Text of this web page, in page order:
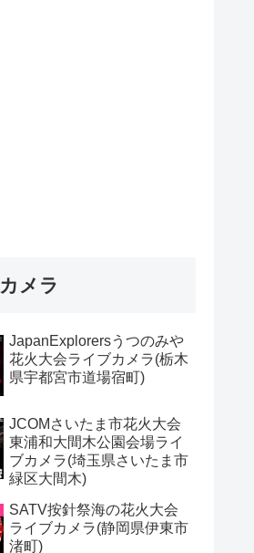
メラ
JapanExplorersうつのみや
花火大会ライブカメラ(栃木
県宇都宮市道場宿町)
JCOMさいたま市花火大会
東浦和大間木公園会場ライ
ブカメラ(埼玉県さいたま市
緑区大間木)
SATV按針祭海の花火大会
ライブカメラ(静岡県伊東市
渚町)